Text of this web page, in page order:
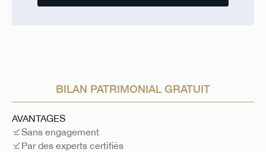
BILAN PATRIMONIAL GRATUIT
AVANTAGES
Sans engagement
Par des experts certifiés